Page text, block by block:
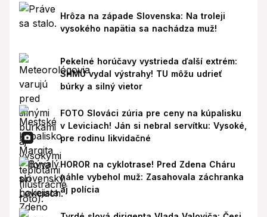
Hrôza na západe Slovenska: Na troleji
vysokého napätia sa nachádza muž!
Pekelné horúčavy vystrieda ďalší extrém:
SHMÚ vydal výstrahy! TU môžu udrieť
búrky a silný vietor
FOTO Slováci zúria pre ceny na kúpalisku
v Leviciach! Ján si nebral servítku: Vysoké,
pre rodinu likvidačné
HOROR na cyklotrase! Pred Zdena Cháru
náhle vybehol muž: Zasahovala záchranka
aj polícia